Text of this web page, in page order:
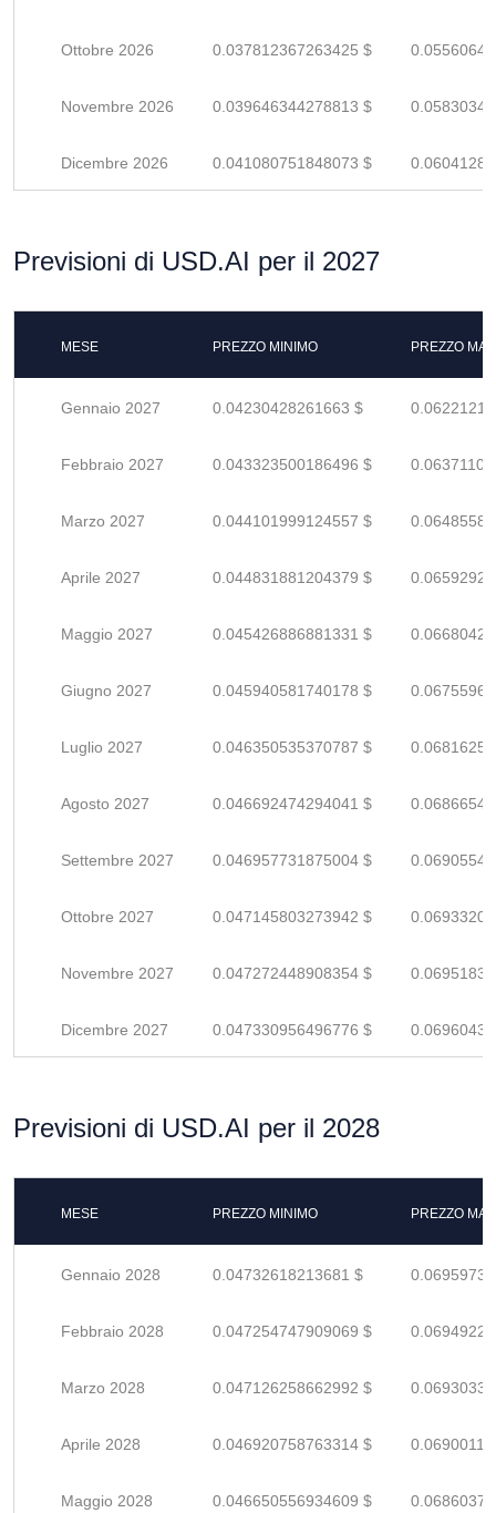
Ottobre 2026 0.037812367263425 $
Novembre 2026 0.039646344278813 $
Dicembre 2026 0.041080751848073 $
Previsioni di USD.AI per il 2027
MESE PREZZO MINIMO PREZZO
Gennaio 2027 0.04230428261663 $
Febbraio 2027 0.043323500186496 $
Marzo 2027 0.044101999124557 $
Aprile 2027 0.044831881204379 $
Maggio 2027 0.045426886881331 $
Giugno 2027 0.045940581740178 $
Luglio 2027 0.046350535370787 $
Agosto 2027 0.046692474294041 $
Settembre 2027 0.046957731875004 $
Ottobre 2027 0.047145803273942 $
Novembre 2027 0.047272448908354 $
Dicembre 2027 0.047330956496776 $
Previsioni di USD.AI per il 2028
MESE PREZZO MINIMO PREZZO
Gennaio 2028 0.04732618213681 $
Febbraio 2028 0.047254747909069 $
Marzo 2028 0.047126258662992 $
Aprile 2028 0.046920758763314 $
Maggio 2028 0.046650556934609 $